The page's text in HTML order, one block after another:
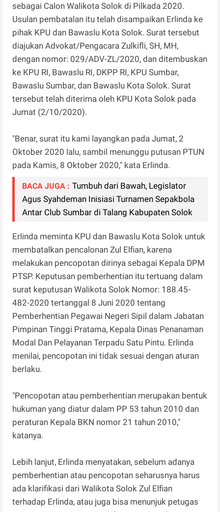
sebagai Calon Walikota Solok di Pilkada 2020.
Usulan pembatalan itu telah disampaikan Erlinda ke
pihak KPU dan Bawaslu Kota Solok. Surat tersebut
diajukan Advokat/Pengacara Zulkifli, SH, MH,
dengan nomor: 029/ADV-ZL/2020, dan ditembuskan
ke KPU RI, Bawaslu RI, DKPP RI, KPU Sumbar,
Bawaslu Sumbar, dan Bawaslu Kota Solok. Surat
tersebut telah diterima oleh KPU Kota Solok pada
Jumat (2/10/2020).
"Benar, surat itu kami layangkan pada Jumat, 2
Oktober 2020 lalu, sambil menunggu putusan PTUN
pada Kamis, 8 Oktober 2020," kata Erlinda.
BACA JUGA : Tumbuh dari Bawah, Legislator
Agus Syahdeman Inisiasi Turnamen Sepakbola
Antar Club Sumbar di Talang Kabupaten Solok
Erlinda meminta KPU dan Bawaslu Kota Solok untuk
membatalkan pencalonan Zul Elfian, karena
melakukan pencopotan dirinya sebagai Kepala DPM
PTSP. Keputusan pemberhentian itu tertuang dalam
surat keputusan Walikota Solok Nomor: 188.45-
482-2020 tertanggal 8 Juni 2020 tentang
Pemberhentian Pegawai Negeri Sipil dalam Jabatan
Pimpinan Tinggi Pratama, Kepala Dinas Penanaman
Modal Dan Pelayanan Terpadu Satu Pintu. Erlinda
menilai, pencopotan ini tidak sesuai dengan aturan
berlaku.
"Pencopotan atau pemberhentian merupakan bentuk
hukuman yang diatur dalam PP 53 tahun 2010 dan
peraturan Kepala BKN nomor 21 tahun 2010,"
katanya.
Lebih lanjut, Erlinda menyatakan, sebelum adanya
pemberhentian atau pencopotan seharusnya harus
ada klarifikasi dari Walikota Solok Zul Elfian
terhadap Erlinda, atau juga bisa menunjuk petugas